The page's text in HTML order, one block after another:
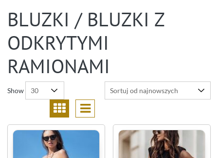
BLUZKI / BLUZKI Z
ODKRYTYMI
RAMIONAMI
Show